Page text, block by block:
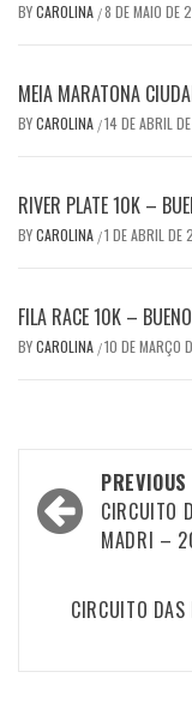
BYCAROLINA /8 DE MAIO DE
MEIA MARATONA
BYCAROLINA /14 DE ABRIL
RIVER PLATE 10K –
BYCAROLINA /1 DE ABRIL DE
FILA RACE 10K –
BYCAROLINA /10 DE MARÇO
Post
navigation
PREVIOUS
CIRCUITO
MADRI –
CIRCUITO DAS